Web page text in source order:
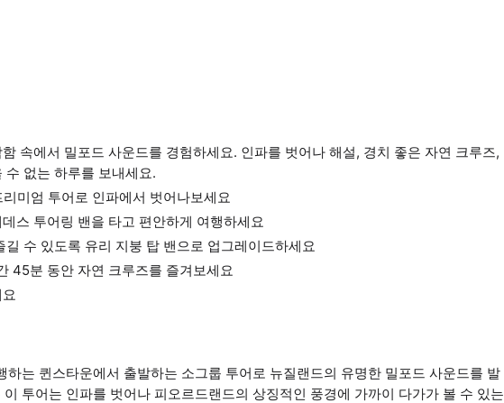
속에서 밀포드 사운드를 경험하세요. 인파를 벗어나 해설, 경치 좋은 자연 크루즈,
없는 하루를 보내세요.
미엄 투어로 인파에서 벗어나보세요
스 투어링 밴을 타고 편안하게 여행하세요
수 있도록 유리 지붕 탑 밴으로 업그레이드하세요
45분 동안 자연 크루즈를 즐겨보세요
하는 퀸스타운에서 출발하는 소그룹 투어로 뉴질랜드의 유명한 밀포드 사운드를 발
투어는 인파를 벗어나 피오르드랜드의 상징적인 풍경에 가까이 다가가 볼 수 있는